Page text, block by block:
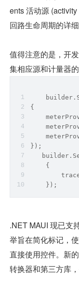
ents 活动源
回路生命周期的详细
值得注意的是，开
集相应源和计量器
{
});
    {
    });
.NET MAUI 现已支
举旨在简化标记，
直接使用控件。新
转换器和第三方库